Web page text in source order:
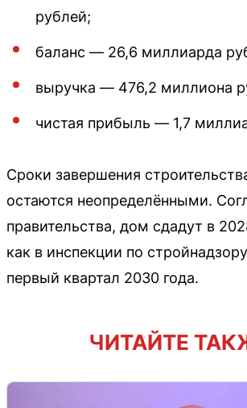
рублей;
баланс — 26,6 миллиарда
выручка — 476,2 миллиона
чистая прибыль — 1,7
Сроки завершения
остаются неопределёнными.
правительства, дом сдадут в
как в инспекции по
первый квартал 2030 года.
ЧИТАЙТЕ